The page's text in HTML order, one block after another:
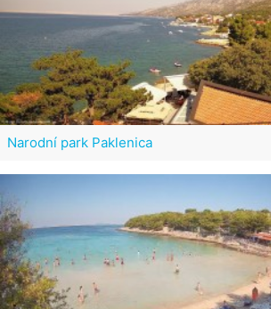
Narodní park Paklenica